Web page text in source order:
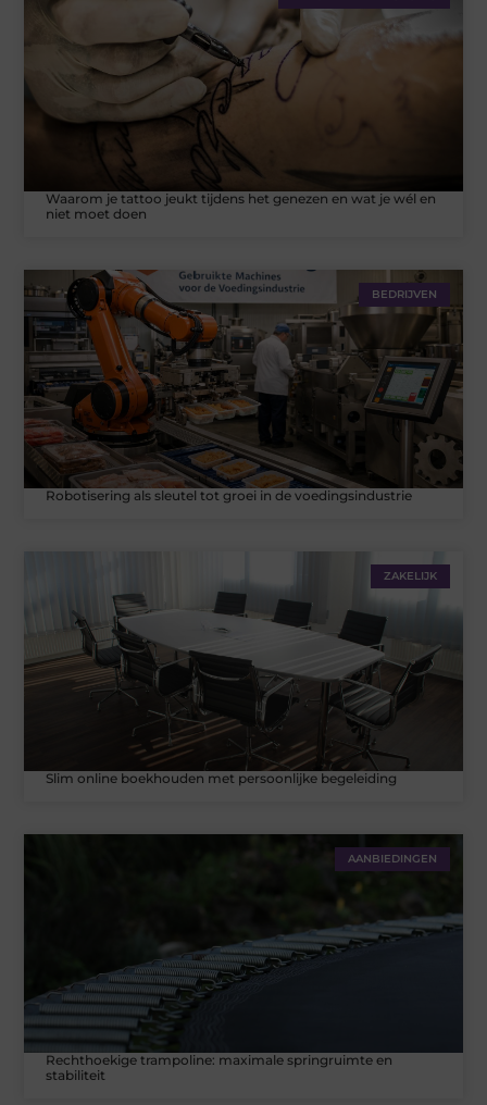
Waarom je tattoo jeukt tijdens het genezen en wat je wél en
niet moet doen
BEDRIJVEN
Robotisering als sleutel tot groei in de voedingsindustrie
ZAKELIJK
Slim online boekhouden met persoonlijke begeleiding
AANBIEDINGEN
Rechthoekige trampoline: maximale springruimte en
stabiliteit